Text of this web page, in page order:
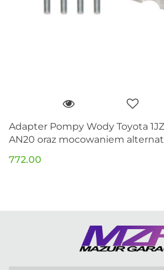
Adapter Pompy Wody Toyota
AN20 oraz mocowaniem
772.00